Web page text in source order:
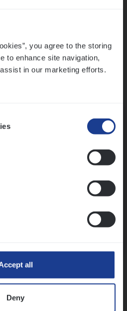
you agree to the storing
to enhance site navigation,
in our marketing efforts.
all
Deny